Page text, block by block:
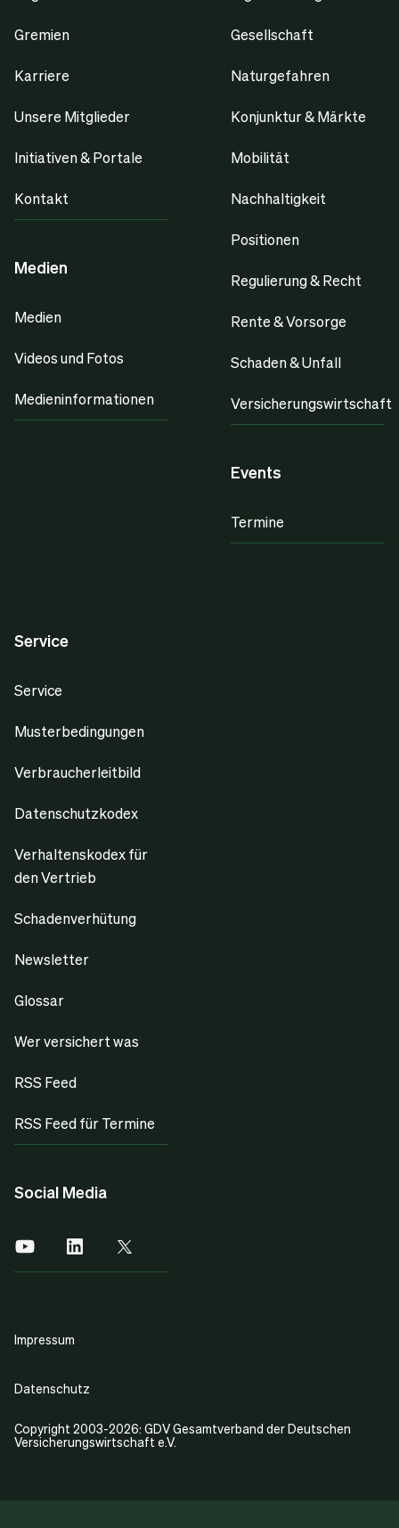
Gremien
Karriere
Unsere Mitglieder
Initiativen & Portale
Kontakt
Medien
Medien
Videos und Fotos
Medieninformationen
Gesellschaft
Naturgefahren
Konjunktur & Märkte
Mobilität
Nachhaltigkeit
Positionen
Regulierung & Recht
Rente & Vorsorge
Schaden & Unfall
Versicherungswirtschaft
Events
Termine
Service
Service
Musterbedingungen
Verbraucherleitbild
Datenschutzkodex
Verhaltenskodex für
den Vertrieb
Schadenverhütung
Newsletter
Glossar
Wer versichert was
RSS Feed
RSS Feed für Termine
Social Media
Copyright 2003-2026: GDV Gesamtverband der Deutschen
Versicherungswirtschaft e.V.
Impressum
Datenschutz